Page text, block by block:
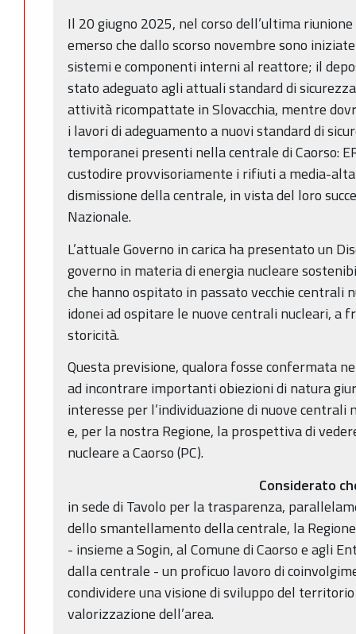
Il 20 giugno 2025, nel corso dell’ultima
emerso che dallo scorso novembre sono
sistemi e componenti interni al reattore; il
stato adeguato agli attuali standard di
attività ricompattate in Slovacchia, mentre
i lavori di adeguamento a nuovi standard di
temporanei presenti nella centrale di Caorso:
custodire provvisoriamente i rifiuti a media-
dismissione della centrale, in vista del loro
Nazionale.
L’attuale Governo in carica ha presentato un
governo in materia di energia nucleare
che hanno ospitato in passato vecchie centrali
idonei ad ospitare le nuove centrali nucleari, a
storicità.
Questa previsione, qualora fosse confermata
ad incontrare importanti obiezioni di natura
interesse per l’individuazione di nuove centrali
e, per la nostra Regione, la prospettiva di
nucleare a Caorso (PC).
Considerato
in sede di Tavolo per la trasparenza,
dello smantellamento della centrale, la
- insieme a Sogin, al Comune di Caorso e agli
dalla centrale - un proficuo lavoro di
condividere una visione di sviluppo del
valorizzazione dell’area.